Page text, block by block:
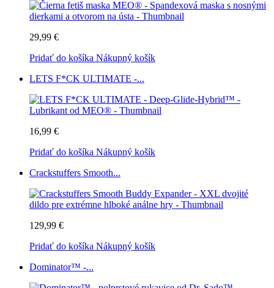
29,99 €
Pridať do košíka Nákupný košík
LETS F*CK ULTIMATE -...
16,99 €
Pridať do košíka Nákupný košík
Crackstuffers Smooth...
129,99 €
Pridať do košíka Nákupný košík
Dominator™ -...